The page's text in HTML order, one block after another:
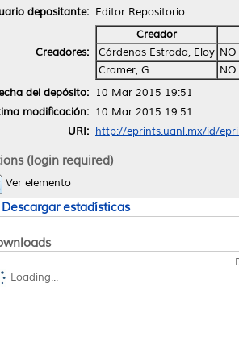
depositante: Editor Repositorio
Creadores:
Creador
Cárdenas Estrada, Eloy NO
Cramer, G.
NO
del depósito: 10 Mar 2015 19:51
modificación: 10 Mar 2015 19:51
URI: http://eprints.uanl.mx/id/
(login required)
Ver elemento
Descargar estadísticas
Loading...